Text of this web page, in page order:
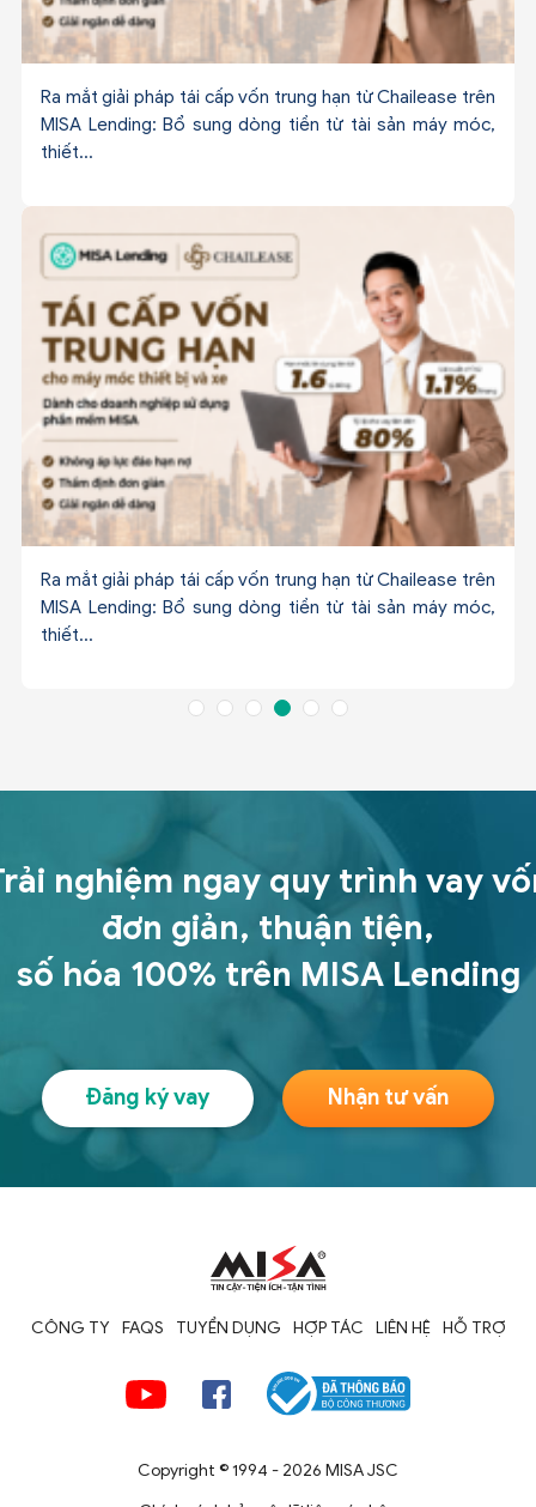
Ra mắt giải pháp tái cấp vốn trung hạn từ Chailease trên
MISA Lending: Bổ sung dòng tiền từ tài sản máy móc,
thiết...
Ra mắt giải pháp tái cấp vốn trung hạn từ Chailease trên
MISA Lending: Bổ sung dòng tiền từ tài sản máy móc,
thiết...
nghiệm ngay quy trình vay
đơn giản, thuận tiện,
số hóa 100% trên MISA Lending
Đăng ký vay Nhận tư vấn
CÔNG TY FAQS TUYỂN DỤNG HỢP TÁC LIÊN HỆ HỖ TRỢ
Copyright © 1994 - 2026 MISA JSC